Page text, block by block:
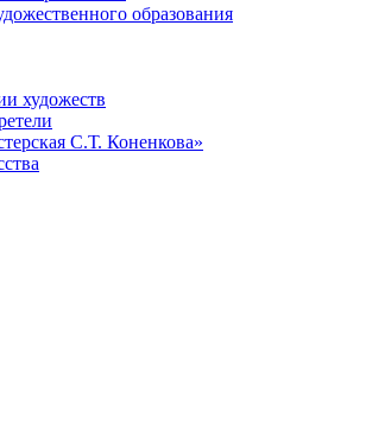
образования
художеств
С.Т. Коненкова»